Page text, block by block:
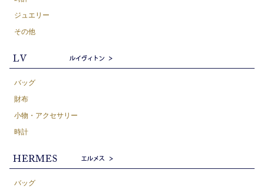
ジュエリー
その他
バッグ
財布
小物・アクセサリー
時計
バッグ